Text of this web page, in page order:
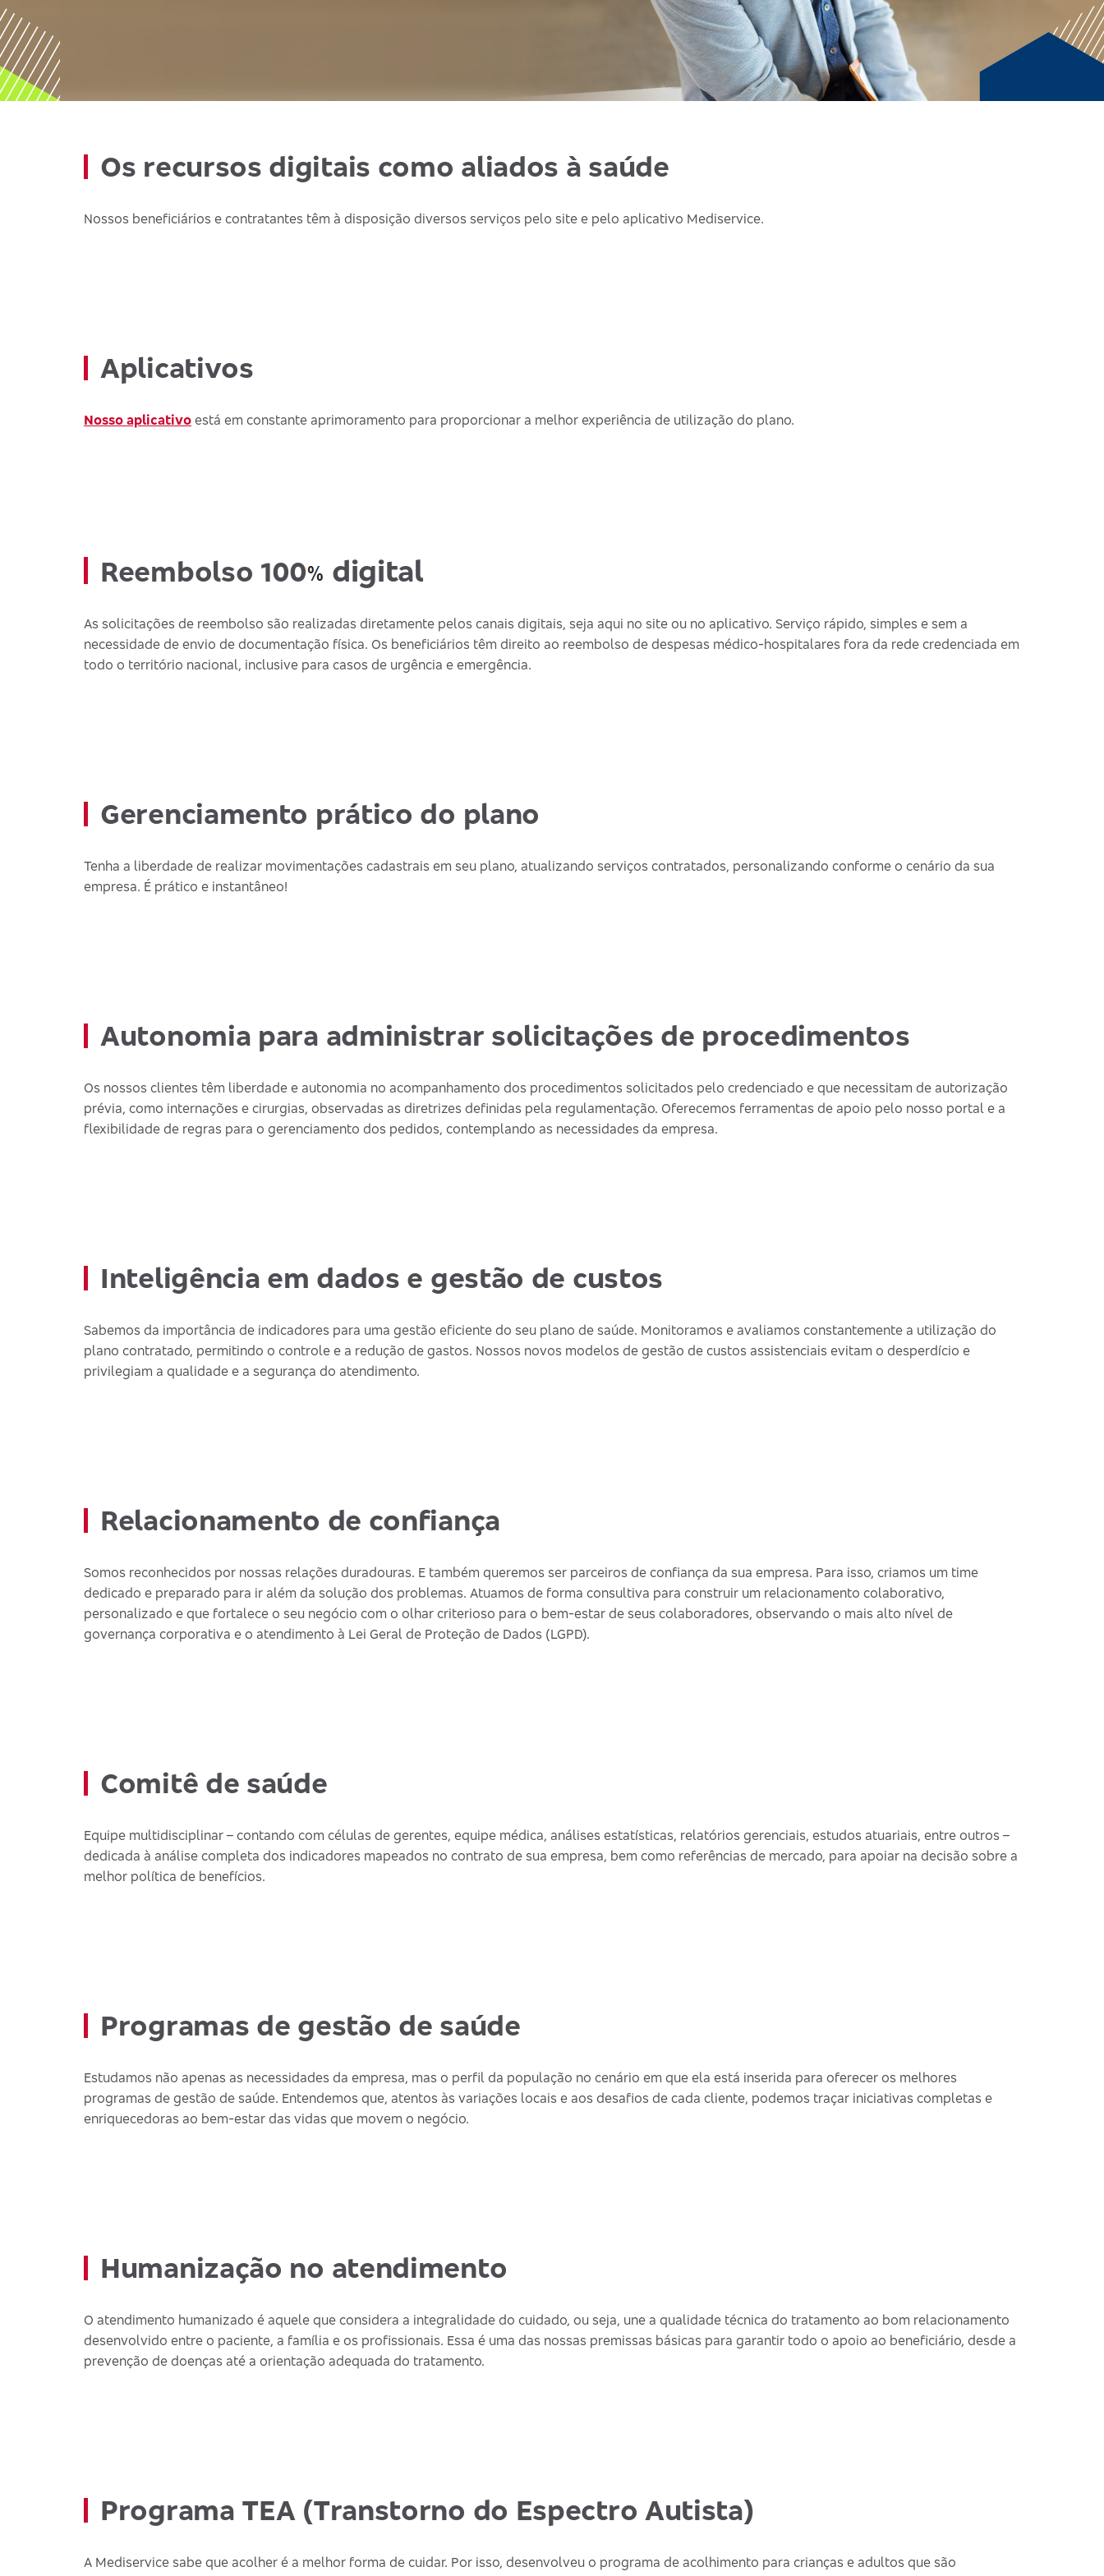
Os recursos digitais como aliados à saúde
Nossos beneficiários e contratantes têm à disposição diversos serviços pelo site e pelo aplicativo Mediservice.
Aplicativos
Nosso aplicativo está em constante aprimoramento para proporcionar a melhor experiência de utilização do plano.
Reembolso 100 digital
As solicitações de reembolso são realizadas diretamente pelos canais digitais, seja aqui no site ou no aplicativo. Serviço rápido, simples e sem a
necessidade de envio de documentação física. Os beneficiários têm direito ao reembolso de despesas médico-hospitalares fora da rede credenciada em
todo o território nacional, inclusive para casos de urgência e emergência.
Gerenciamento prático do plano
Tenha a liberdade de realizar movimentações cadastrais em seu plano, atualizando serviços contratados, personalizando conforme o cenário da sua
empresa. É prático e instantâneo!
Autonomia para administrar solicitações de procedimentos
Os nossos clientes têm liberdade e autonomia no acompanhamento dos procedimentos solicitados pelo credenciado e que necessitam de autorização
prévia, como internações e cirurgias, observadas as diretrizes definidas pela regulamentação. Oferecemos ferramentas de apoio pelo nosso portal e a
flexibilidade de regras para o gerenciamento dos pedidos, contemplando as necessidades da empresa.
Inteligência em dados e gestão de custos
Sabemos da importância de indicadores para uma gestão eficiente do seu plano de saúde. Monitoramos e avaliamos constantemente a utilização do
plano contratado, permitindo o controle e a redução de gastos. Nossos novos modelos de gestão de custos assistenciais evitam o desperdício e
privilegiam a qualidade e a segurança do atendimento.
Relacionamento de confiança
Somos reconhecidos por nossas relações duradouras. E também queremos ser parceiros de confiança da sua empresa. Para isso, criamos um time
dedicado e preparado para ir além da solução dos problemas. Atuamos de forma consultiva para construir um relacionamento colaborativo,
personalizado e que fortalece o seu negócio com o olhar criterioso para o bem-estar de seus colaboradores, observando o mais alto nível de
governança corporativa e o atendimento à Lei Geral de Proteção de Dados (LGPD).
Comitê de saúde
Equipe multidisciplinar – contando com células de gerentes, equipe médica, análises estatísticas, relatórios gerenciais, estudos atuariais, entre outros –
dedicada à análise completa dos indicadores mapeados no contrato de sua empresa, bem como referências de mercado, para apoiar na decisão sobre a
melhor política de benefícios.
Programas de gestão de saúde
Estudamos não apenas as necessidades da empresa, mas o perfil da população no cenário em que ela está inserida para oferecer os melhores
programas de gestão de saúde. Entendemos que, atentos às variações locais e aos desafios de cada cliente, podemos traçar iniciativas completas e
enriquecedoras ao bem-estar das vidas que movem o negócio.
Humanização no atendimento
O atendimento humanizado é aquele que considera a integralidade do cuidado, ou seja, une a qualidade técnica do tratamento ao bom relacionamento
desenvolvido entre o paciente, a família e os profissionais. Essa é uma das nossas premissas básicas para garantir todo o apoio ao beneficiário, desde a
prevenção de doenças até a orientação adequada do tratamento.
Programa TEA (Transtorno do Espectro Autista)
A Mediservice sabe que acolher é a melhor forma de cuidar. Por isso, desenvolveu o programa de acolhimento para crianças e adultos que são